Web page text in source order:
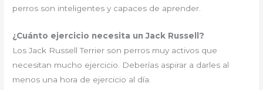
perros son inteligentes y capaces de aprender.
¿Cuánto ejercicio necesita un Jack Russell?
Los Jack Russell Terrier son perros muy activos que
necesitan mucho ejercicio. Deberías aspirar a darles al
menos una hora de ejercicio al día.